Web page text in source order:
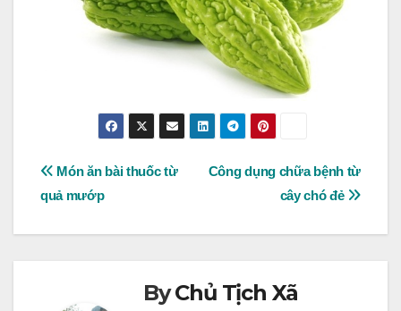
Post
navigation
Công dụng chữa bệnh từ
cây chó đẻ
Món ăn bài thuốc từ
quả mướp
ByChủ Tịch Xã